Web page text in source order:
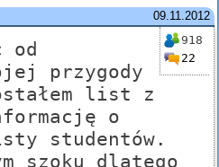
09.11.2012
918
22
od
przygody
list z
o
studentów.
szoku dlatego